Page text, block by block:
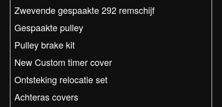
Zwevende gespaakte 292 remschijf
Gespaakte pulley
Pulley brake kit
New Custom timer cover
Ontsteking relocatie set
Achteras covers